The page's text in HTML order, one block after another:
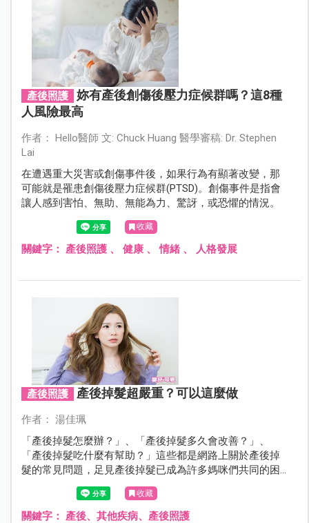
產後照護
妳有產後創傷後壓力症候群嗎？這8種
人風險最高
作者： Hello醫師 文: Chuck Huang 醫學審稿: Dr. Stephen
Lai
在遭遇重大災害或創傷事件後，如果行為有顯著改變，那
可能就是罹患創傷後壓力症候群(PTSD)。創傷事件是指會
讓人感到害怕、無助、無能為力、驚訝，或恐懼的情況。
收藏
關鍵字： 產後照護、 健康、情緒、 人格發展
產後照護 產後掉髮超嚴重？可以這麼做
作者： 湯佳珮
「產後掉髮怎麼辦？」、「產後掉髮多久會改善？」、
「產後掉髮吃什麼有幫助？」這些都是網路上關於產後掉
髮的常見問題，足見產後掉髮已成為許多媽咪們共同的困
擾。媽咪們的疑惑，就讓醫師一一來解答。
收藏
關鍵字： 產後、其他疾病、產後照護